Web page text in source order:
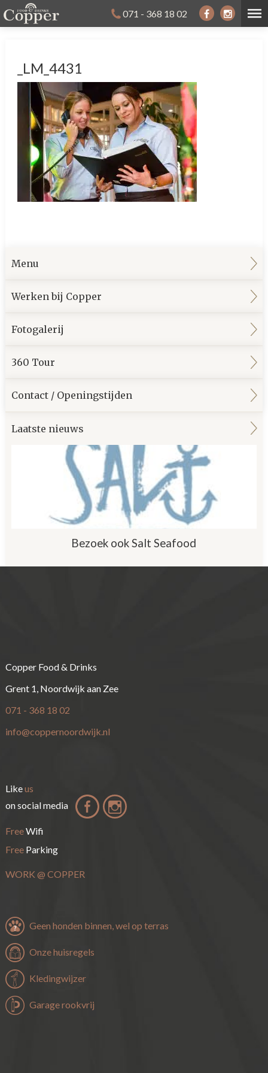
071 - 368 18 02
_LM_4431
Menu
Werken bij Copper
Fotogalerij
360 Tour
Contact / Openingstijden
Laatste nieuws
Bezoek ook Salt Seafood
Copper Food & Drinks
Grent 1, Noordwijk aan Zee
071 - 368 18 02
info@coppernoordwijk.nl
Likeus
on social media
FreeWifi
FreeParking
WORK @ COPPER
Geen honden binnen, wel op terras
Onze huisregels
Kledingwijzer
Garage rookvrij